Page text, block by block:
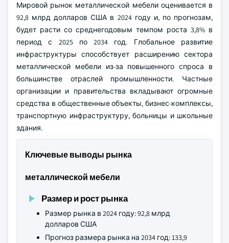
Мировой рынок металлической мебели оценивается в
92,8 млрд долларов США в 2024 году и, по прогнозам,
будет расти со среднегодовым темпом роста 3,8% в
период с 2025 по 2034 год. Глобальное развитие
инфраструктуры способствует расширению сектора
металлической мебели из-за повышенного спроса в
большинстве отраслей промышленности. Частные
организации и правительства вкладывают огромные
средства в общественные объекты, бизнес-комплексы,
транспортную инфраструктуру, больницы и школьные
здания.
Ключевые выводы рынка
металлической мебели
Размер и рост рынка
Размер рынка в 2024 году: 92,8 млрд
долларов США
Прогноз размера рынка на 2034 год: 133,9